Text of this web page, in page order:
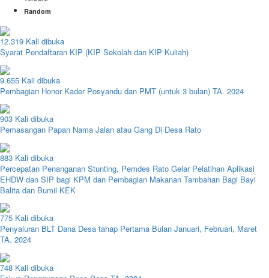
Random
12.319 Kali dibuka
Syarat Pendaftaran KIP (KIP Sekolah dan KIP Kuliah)
9.655 Kali dibuka
Pembagian Honor Kader Posyandu dan PMT (untuk 3 bulan) TA. 2024
903 Kali dibuka
Pemasangan Papan Nama Jalan atau Gang Di Desa Rato
883 Kali dibuka
Percepatan Penanganan Stunting, Pemdes Rato Gelar Pelatihan Aplikasi
EHDW dan SIP bagi KPM dan Pembagian Makanan Tambahan Bagi Bayi
Balita dan Bumil KEK
775 Kali dibuka
Penyaluran BLT Dana Desa tahap Pertama Bulan Januari, Februari, Maret
TA. 2024
748 Kali dibuka